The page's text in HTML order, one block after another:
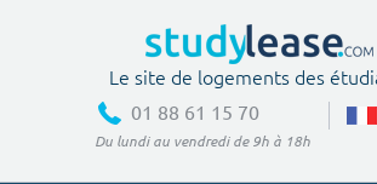
Le site de logements des
01 88 61 15 70
Du lundi au vendredi de 9h à 18h